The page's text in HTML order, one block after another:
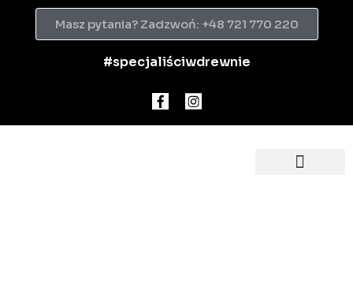
Masz pytania? Zadzwoń: +48 721 770 220
#specjaliściwdrewnie